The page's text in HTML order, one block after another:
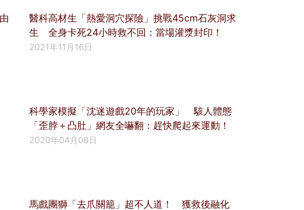
醫科高材生「熱愛洞穴探險」挑戰45cm石灰洞求
生 全身卡死24小時救不回：當場灌漿封印！
2021年11月16日
科學家模擬「沈迷遊戲20年的玩家」 駭人體態
「歪脖＋凸肚」網友全嚇翻：趕快爬起來運動！
2020年04月08日
馬戲團獅「去爪關籠」超不人道！ 獲救後融化